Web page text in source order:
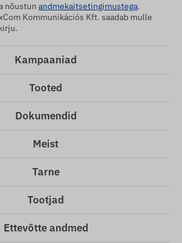
nõustun andmekaitsetingimustega.
Kommunikációs Kft. saadab mulle
Kampaaniad
Tooted
Dokumendid
Meist
Tarne
Tootjad
Ettevõtte andmed